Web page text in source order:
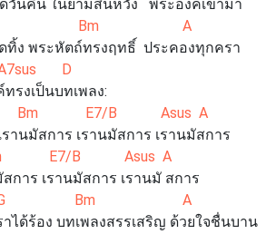
คืน ในยามสิ้นหวัง พระองค์เข้ามา
A
พระหัตถ์ทรงฤทธิ์ ประคองทุกครา
D
เป็นบทเพลง:
E7/B Asus A
านมัสการ เรานมัสการ เรานมัสการ
E7/B Asus A
เรานมัสการ เรานมั สการ
A
ด้ร้อง บทเพลงสรรเสริญ ด้วยใจชื่นบาน